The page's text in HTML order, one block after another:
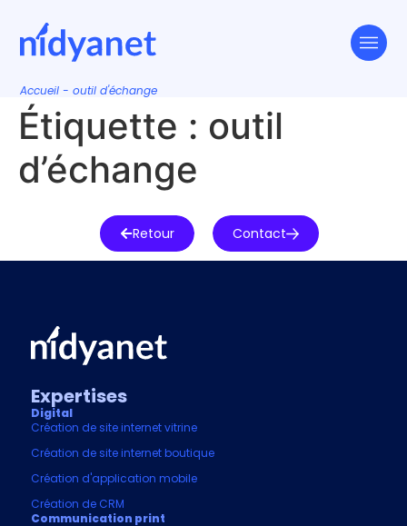
Accueil -outil d'échange
Étiquette : outil
d’échange
Retour Contact
Expertises
Digital
Création de site internet vitrine
Création de site internet boutique
Création d'application mobile
Création de CRM
Communication print